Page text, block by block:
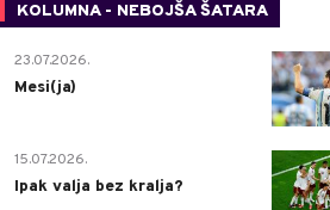
KOLUMNA - NEBOJŠA ŠATARA
23.07.2026.
Mesi(ja)
15.07.2026.
Ipak valja bez kralja?